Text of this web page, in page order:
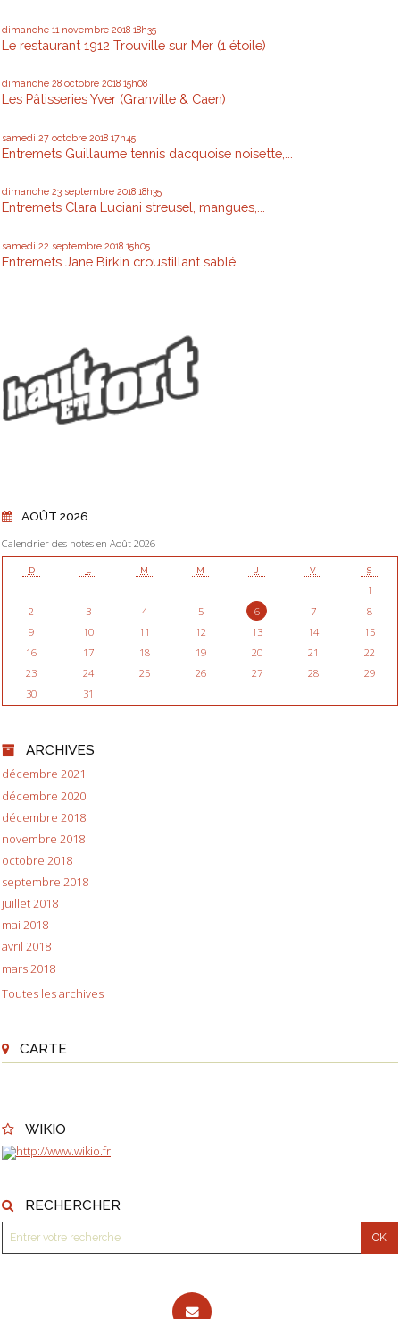
dimanche 11 novembre 2018 18h35
Le restaurant 1912 Trouville sur Mer (1 étoile)
dimanche 28 octobre 2018 15h08
Les Pâtisseries Yver (Granville & Caen)
samedi 27 octobre 2018 17h45
Entremets Guillaume tennis dacquoise noisette,...
dimanche 23 septembre 2018 18h35
Entremets Clara Luciani streusel, mangues,...
samedi 22 septembre 2018 15h05
Entremets Jane Birkin croustillant sablé,...
AOÛT 2026
Calendrier des notes en Août 2026
D L M M J V S
1
2
3 4 5 6 7
8
9
10 11 12 13 14
15
16
17 18 19 20 21
22
23
24 25 26 27 28
29
30
31
ARCHIVES
décembre 2021
décembre 2020
décembre 2018
novembre 2018
octobre 2018
septembre 2018
juillet 2018
mai 2018
avril 2018
mars 2018
Toutes les archives
CARTE
WIKIO
RECHERCHER